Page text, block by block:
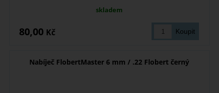
skladem
80,00 Kč
Nabíječ FlobertMaster 6 mm / .22 Flobert černý